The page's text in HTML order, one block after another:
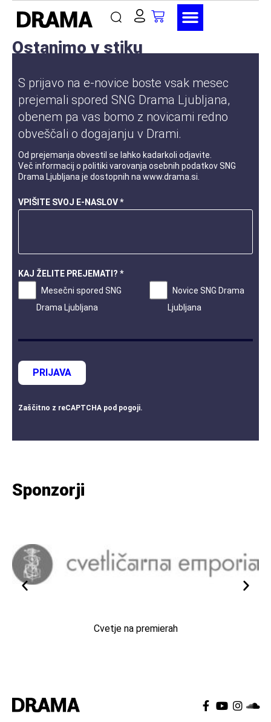
Ostanimo v stiku
S prijavo na e-novice boste vsak mesec
prejemali spored SNG Drama Ljubljana,
obenem pa vas bomo z novicami redno
obveščali o dogajanju v Drami.
Od prejemanja obvestil se lahko kadarkoli odjavite.
Več informacij o politiki varovanja osebnih podatkovSNG
Drama Ljubljana je dostopnih na www.drama.si
VPIŠITE SVOJ E-NASLOV *
KAJ ŽELITE PREJEMATI? *
Mesečni spored SNG
Drama Ljubljana
Novice SNG Drama
Ljubljana
PRIJAVA
Zaščitno z reCAPTCHA pod pogoji.
Sponzorji
Cvetje na premierah